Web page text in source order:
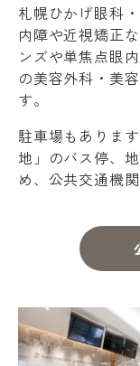
札幌ひかげ眼科
内障や近視矯正
ンズや単焦点眼
の美容外科・美
す。
駐車場もありま
地」のバス停、
め、公共交通機